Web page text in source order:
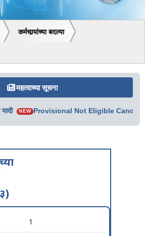
कर्मचार्‍यांच्या बदल्या
महत्वाच्या सूचना
Provisional Not Eligible Candidate
1